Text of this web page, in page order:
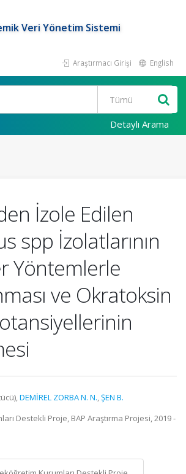
Veri Yönetim Sistemi
Araştırmacı Girişi English
Detaylı Arama
İzole Edilen
spp İzolatlarının
Yöntemlerle
ve Okratoksin
DEMİREL ZORBA N. N.,ŞEN B.
Destekli Proje, BAP Araştırma Projesi, 2019 -